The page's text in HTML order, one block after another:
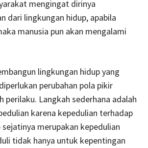
mengingat dirinya
dari lingkungan hidup, apabila
manusia pun akan mengalami
lingkungan hidup yang
perubahan pola pikir
perilaku. Langkah sederhana adalah
karena kepedulian terhadap
merupakan kepedulian
tidak hanya untuk kepentingan